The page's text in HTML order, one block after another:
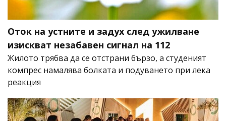
Оток на устните и задух след ужилване
изискват незабавен сигнал на 112
Жилото трябва да се отстрани бързо, а студеният
компрес намалява болката и подуването при лека
реакция